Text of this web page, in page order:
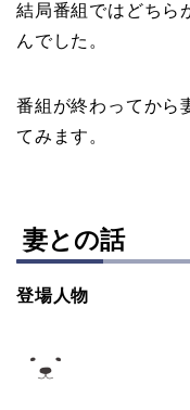
結局番組ではどちら
んでした。
番組が終わってから
てみます。
妻との話
登場人物